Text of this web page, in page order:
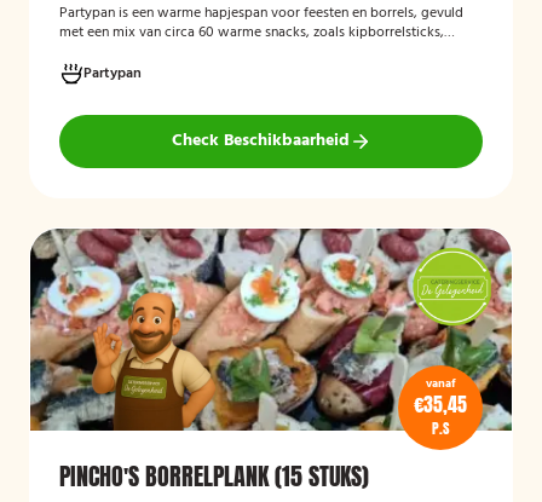
Partypan is een warme hapjespan voor feesten en borrels, gevuld
met een mix van circa 60 warme snacks, zoals kipborrelsticks,
geleverd en hoeft alleen nog verwarmd te worden, waardoor het
een eenvoudige en praktische cateringoplossing is voor
verjaardagen, jubilea, bedrijfsfeesten en andere bijeenkomsten.
Partypan
Check Beschikbaarheid
vanaf
€35,45
P.S
PINCHO'S BORRELPLANK (15 STUKS)